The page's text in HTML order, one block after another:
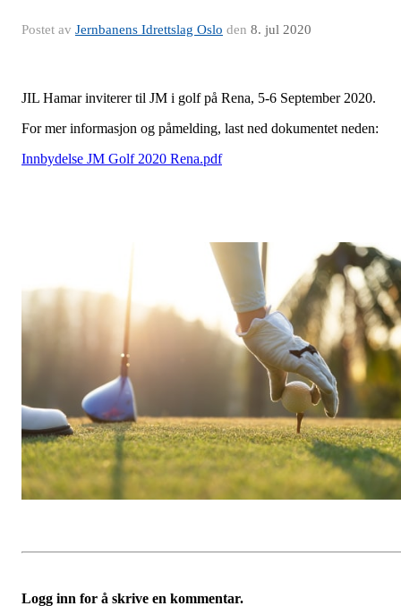
Postet av Jernbanens Idrettslag Oslo den 8. jul 2020
JIL Hamar inviterer til JM i golf på Rena, 5-6 September 2020.
For mer informasjon og påmelding, last ned dokumentet neden:
Innbydelse JM Golf 2020 Rena.pdf
Logg inn for å skrive en kommentar.